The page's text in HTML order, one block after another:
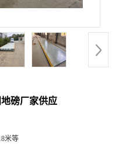
地磅厂家供应
米等